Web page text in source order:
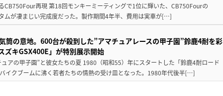
CB750Four再現 第18回モンキーミーティングで1位に輝いた、CB750Fourの
ムが凄まじい完成度だった。製作期間4年半、費用は実車が[…]
筒の意地。600台が殺到した”アマチュアレースの甲子園”鈴鹿4耐を彩
ズキGSX400E」が特別展示開始
アの甲子園”と彼女たちの夏 1980（昭和55）年にスタートした「鈴鹿4耐ロード
イクブームに沸く若者たちの情熱の受け皿となった。1980年代後半[…]